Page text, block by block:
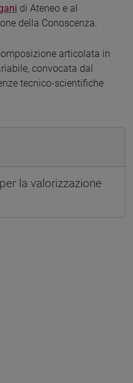
di Ateneo e al
della Conoscenza.
articolata in
convocata dal
tecnico-scientifiche
la valorizzazione